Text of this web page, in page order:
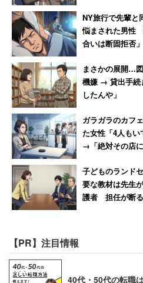
NY旅行で先輩
悩まされた男性
合いは断固拒否」
まさかの展開…
機嫌 → 貸出手続
したんや」
ガラガラのカフ
た女性「4人もい
→「絶対その店に
子どものランド
要な教材は先生
護者 担任が断
【PR】注目情報
40代・50代の転職